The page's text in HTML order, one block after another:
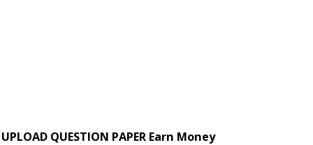
UPLOAD QUESTION PAPER Earn Money